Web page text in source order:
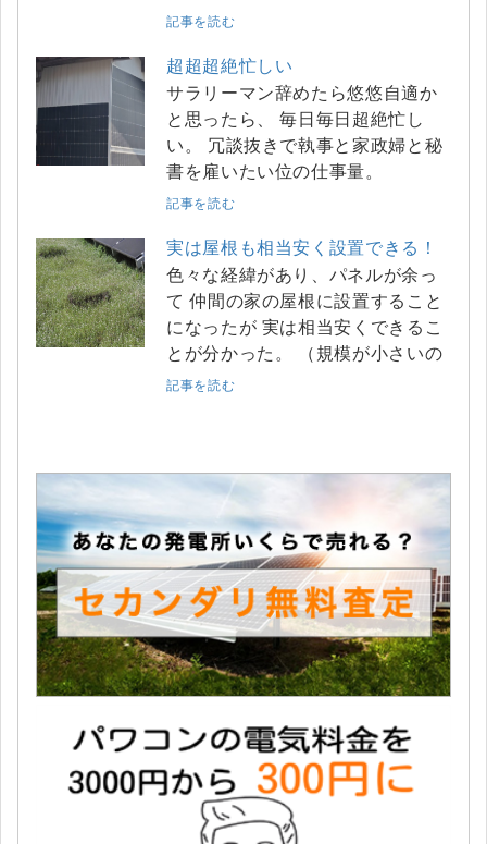
記事を読む
超超超絶忙しい
サラリーマン辞めたら悠悠自適か
と思ったら、 毎日毎日超絶忙し
い。 冗談抜きで執事と家政婦と秘
書を雇いたい位の仕事量。
記事を読む
実は屋根も相当安く設置できる！
色々な経緯があり、パネルが余っ
て 仲間の家の屋根に設置すること
になったが 実は相当安くできるこ
とが分かった。 （規模が小さいの
記事を読む